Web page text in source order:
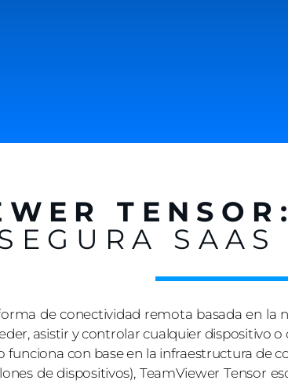
de conectividad remota basada en
asistir y controlar cualquier dispositivo
con base en la infraestructura de
de dispositivos), TeamViewer Tensor